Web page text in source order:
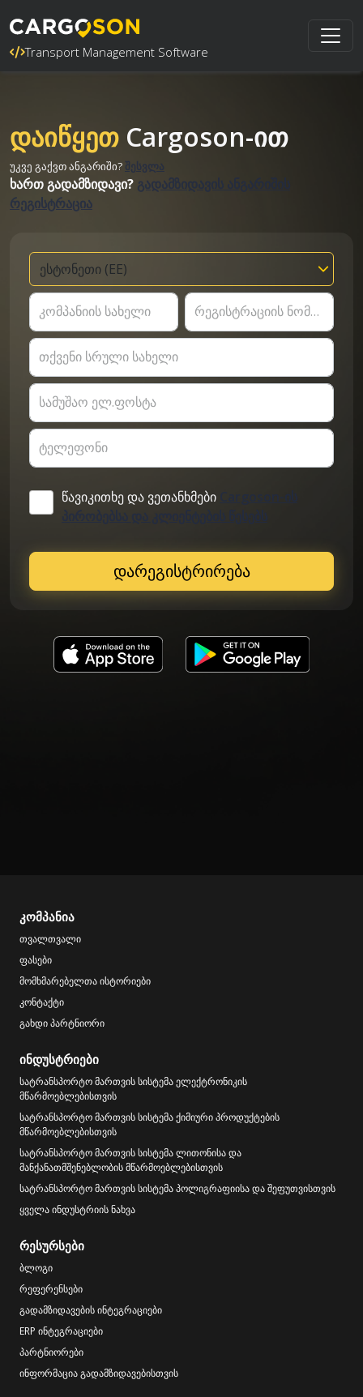
Transport Management Software
დაიწყეთ Cargoson-ით
უკვე გაქვთ ანგარიში? შესვლა
ხართ გადამზიდავი? გადამზიდავის ანგარიშის
რეგისტრაცია
კომპანიის სახელი რეგისტრაციის ნომერი
თქვენი სრული სახელი
სამუშაო ელ.ფოსტა
ტელეფონი
წავიკითხე და ვეთანხმები
Cargoson-ის
პირობებსა და კლიენტების წესებს
დარეგისტრირება
კომპანია
თვალთვალი
ფასები
მომხმარებელთა ისტორიები
კონტაქტი
გახდი პარტნიორი
ინდუსტრიები
სატრანსპორტო მართვის სისტემა ელექტრონიკის
მწარმოებლებისთვის
სატრანსპორტო მართვის სისტემა ქიმიური პროდუქტების
მწარმოებლებისთვის
სატრანსპორტო მართვის სისტემა ლითონისა და
მანქანათმშენებლობის მწარმოებლებისთვის
სატრანსპორტო მართვის სისტემა პოლიგრაფიისა და შეფუთვისთვის
ყველა ინდუსტრიის ნახვა
რესურსები
ბლოგი
რეფერენსები
გადამზიდავების ინტეგრაციები
ERP ინტეგრაციები
პარტნიორები
ინფორმაცია გადამზიდავებისთვის